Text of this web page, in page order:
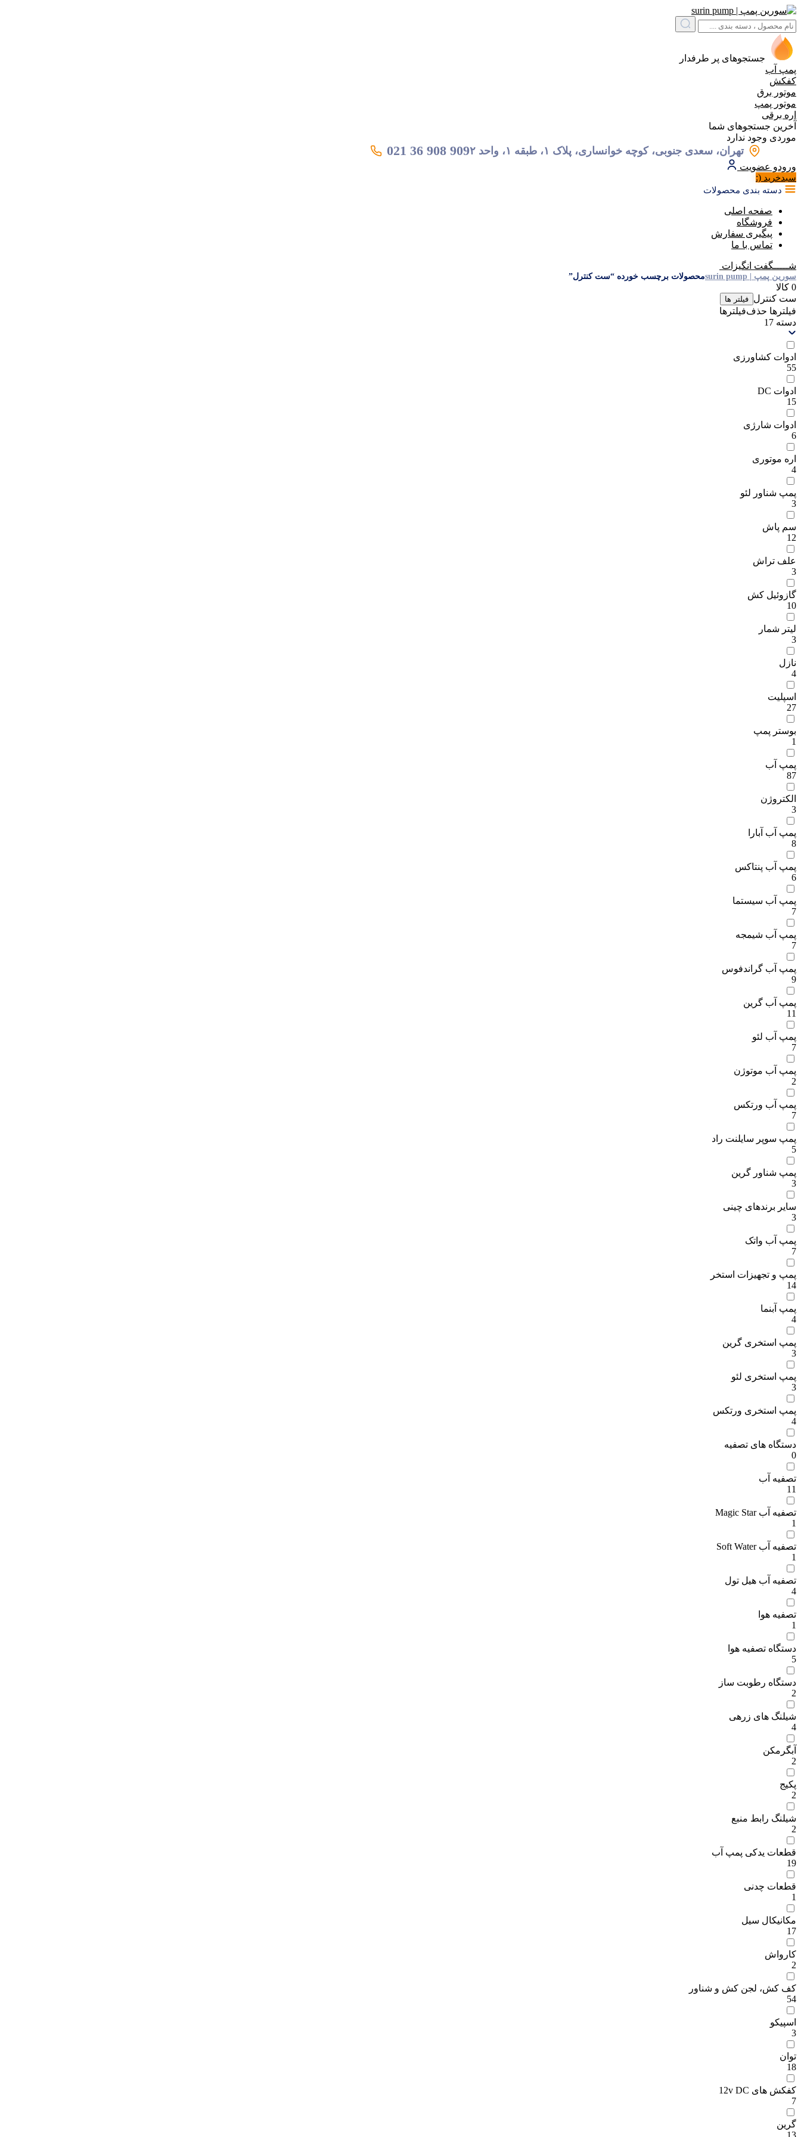
جستجوهای پر طرفدار
پمپ آب
کفکش
موتور برق
موتور پمپ
اره برقی
آخرین جستجوهای شما
موردی وجود ندارد
تهران، سعدی جنوبی، کوچه خوانساری، پلاک ۱، طبقه ۱، واحد ۲ 021 36 908 909
ورودو عضویت
سبد‌خرید (:
دسته بندی محصولات
صفحه اصلی
فروشگاه
پیگیری سفارش
تماس با ما
شـــــگفت انگیزات
سورین پمپ | surin pump محصولات برچسب خورده “ست کنترل”
0 کالا
ست کنترل فیلتر ها
فیلترها حذف‌فیلتر‌ها
دسته 17
ادوات کشاورزی
55
ادوات DC
15
ادوات شارژی
6
اره موتوری
4
پمپ شناور لئو
3
سم پاش
12
علف تراش
3
گازوئیل کش
10
لیتر شمار
3
نازل
4
اسپلیت
27
بوستر پمپ
1
پمپ آب
87
الکتروژن
3
پمپ آب آبارا
8
پمپ آب پنتاکس
6
پمپ آب سیستما
7
پمپ آب شیمجه
7
پمپ آب گراندفوس
9
پمپ آب گرین
11
پمپ آب لئو
7
پمپ آب موتوژن
2
پمپ آب ورتکس
7
پمپ سوپر سایلنت راد
5
پمپ شناور گرین
3
سایر برندهای چینی
3
پمپ آب واتک
7
پمپ و تجهیزات استخر
14
پمپ آبنما
4
پمپ استخری گرین
3
پمپ استخری لئو
3
پمپ استخری ورتکس
4
دستگاه های تصفیه
0
تصفیه آب
11
تصفیه آب Magic Star
1
تصفیه آب Soft Water
1
تصفیه آب هیل تول
4
تصفیه هوا
1
دستگاه تصفیه هوا
5
دستگاه رطوبت ساز
2
شیلنگ های زرهی
4
آبگرمکن
2
پکیج
2
شیلنگ رابط منبع
2
قطعات یدکی پمپ آب
19
قطعات چدنی
1
مکانیکال سیل
17
کارواش
2
کف کش، لجن کش و شناور
54
اسپیکو
3
توان
18
کفکش های 12v DC
7
گرین
13